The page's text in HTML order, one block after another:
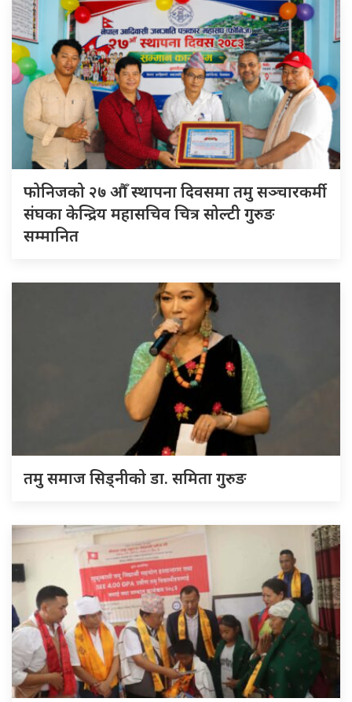
फोनिजको २७ औँ स्थापना दिवसमा तमु सञ्चारकर्मी
संघका केन्द्रिय महासचिव चित्र सोल्टी गुरुङ
सम्मानित
तमु समाज सिड्नीको डा. समिता गुरुङ